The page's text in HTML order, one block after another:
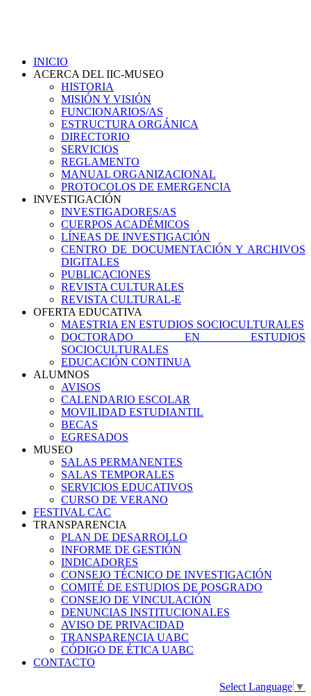
INICIO
ACERCA DEL IIC-MUSEO
HISTORIA
MISIÓN Y VISIÓN
FUNCIONARIOS/AS
ESTRUCTURA ORGÁNICA
DIRECTORIO
SERVICIOS
REGLAMENTO
MANUAL ORGANIZACIONAL
PROTOCOLOS DE EMERGENCIA
INVESTIGACIÓN
INVESTIGADORES/AS
CUERPOS ACADÉMICOS
LÍNEAS DE INVESTIGACIÓN
CENTRO DE DOCUMENTACIÓN Y ARCHIVOS
DIGITALES
PUBLICACIONES
REVISTA CULTURALES
REVISTA CULTURAL-E
OFERTA EDUCATIVA
MAESTRIA EN ESTUDIOS SOCIOCULTURALES
DOCTORADO EN ESTUDIOS
SOCIOCULTURALES
EDUCACIÓN CONTINUA
ALUMNOS
AVISOS
CALENDARIO ESCOLAR
MOVILIDAD ESTUDIANTIL
BECAS
EGRESADOS
MUSEO
SALAS PERMANENTES
SALAS TEMPORALES
SERVICIOS EDUCATIVOS
CURSO DE VERANO
FESTIVAL CAC
TRANSPARENCIA
PLAN DE DESARROLLO
INFORME DE GESTIÓN
INDICADORES
CONSEJO TÉCNICO DE INVESTIGACIÓN
COMITÉ DE ESTUDIOS DE POSGRADO
CONSEJO DE VINCULACIÓN
DENUNCIAS INSTITUCIONALES
AVISO DE PRIVACIDAD
TRANSPARENCIA UABC
CÓDIGO DE ÉTICA UABC
CONTACTO
Select Language ▼